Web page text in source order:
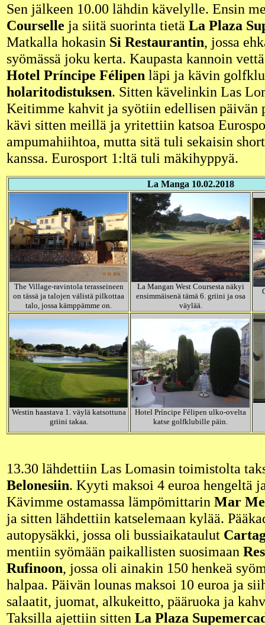
Sen jälkeen 10.00 lähdin kävelylle. Ensin
Courselle ja siitä suorinta tietä La Plaza
Matkalla hokasin Si Restaurantin, jossa
syömässä joku kerta. Kaupasta kannoin
Hotel Príncipe Félipen läpi ja kävin
holaritodistuksen. Sitten kävelinkin Las
Keitimme kahvit ja syötiin edellisen päivän
kävi sitten meillä ja yritettiin katsoa
ampumahiihtoa, mutta sitä tuli sekaisin
kanssa. Eurosport 1:ltä tuli mäkihyppyä.
La Manga 10.02.2018
The Village-ravintola terasseineen
on tässä ja talojen välistä pilkottaa
talo, jossa kämppämme on.
La Mangan West Coursesta näkyi
ensimmäisenä tämä 6. griini ja osa
väylää.
Westin haastava 1. väylä katsottuna
griini takaa.
Hotel Príncipe Félipen ulko-ovelta
katse golfklubille päin.
13.30 lähdettiin Las Lomasin toimistolta
Belonesiin. Kyyti maksoi 4 euroa hengeltä
Kävimme ostamassa lämpömittarin Mar
ja sitten lähdettiin katselemaan kylää.
autopysäkki, jossa oli bussiaikataulut
mentiin syömään paikallisten suosimaan
Rufinoon, jossa oli ainakin 150 henkeä
halpaa. Päivän lounas maksoi 10 euroa ja
salaatit, juomat, alkukeitto, pääruoka ja
Taksilla ajettiin sitten La Plaza